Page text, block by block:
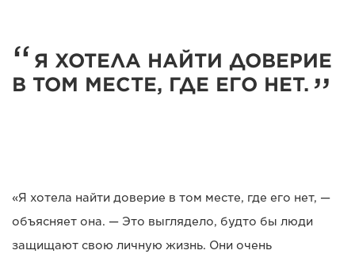
Я ХОТЕЛА НАЙТИ ДОВЕРИЕ
В ТОМ МЕСТЕ, ГДЕ ЕГО НЕТ.
«Я хотела найти доверие в том месте, где его нет, —
объясняет она. — Это выглядело, будто бы люди
защищают свою личную жизнь. Они очень